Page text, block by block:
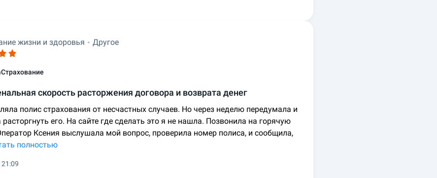
жизни и здоровья Другое
скорость расторжения договора и возврата денег
полис страхования от несчастных случаев. Но через неделю передумала и
расторгнуть его. На сайте где сделать это я не нашла. Позвонила на горячую
Ксения выслушала мой вопрос, проверила номер полиса, и сообщила,
полностью
21:09